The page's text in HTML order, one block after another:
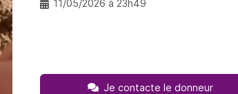
11/05/2026 à 23h49
Je contacte le donneur